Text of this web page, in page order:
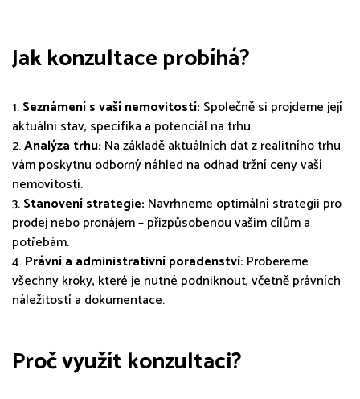
Jak konzultace probíhá?
1.Seznámení s vaší nemovitostí: Společně si projdeme její
aktuální stav, specifika a potenciál na trhu.
2.Analýza trhu: Na základě aktuálních dat z realitního trhu
vám poskytnu odborný náhled na odhad tržní ceny vaší
nemovitosti.
3.Stanovení strategie: Navrhneme optimální strategii pro
prodej nebo pronájem – přizpůsobenou vašim cílům a
potřebám.
4.Právní a administrativní poradenství: Probereme
všechny kroky, které je nutné podniknout, včetně právních
náležitostí a dokumentace.
Proč využít konzultaci?